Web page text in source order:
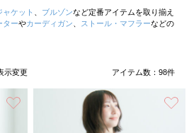
ャケット ブルゾンなど定番アイテムを取り揃え
ターやカーディガン ストール・マフラーなどの
示変更 アイテム数： 98件